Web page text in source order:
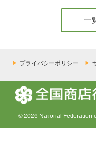
一
プライバシーポリシー
© 2026 National Federation